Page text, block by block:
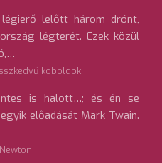
lelőtt három drónt,
légterét. Ezek közül
koboldok
is halott…; és én se
előadását Mark Twain.